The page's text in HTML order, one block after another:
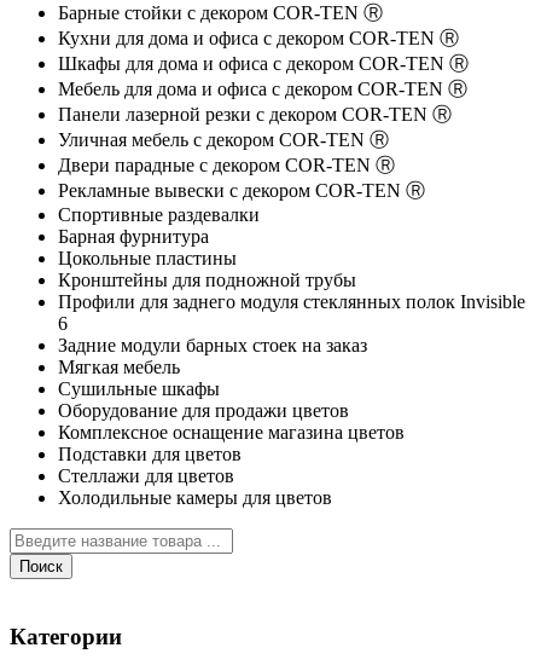
Барные стойки с декором COR-TEN Ⓡ
Кухни для дома и офиса с декором COR-TEN Ⓡ
Шкафы для дома и офиса с декором COR-TEN Ⓡ
Мебель для дома и офиса с декором COR-TEN Ⓡ
Панели лазерной резки с декором COR-TEN Ⓡ
Уличная мебель с декором COR-TEN Ⓡ
Двери парадные с декором COR-TEN Ⓡ
Рекламные вывески с декором COR-TEN Ⓡ
Спортивные раздевалки
Барная фурнитура
Цокольные пластины
Кронштейны для подножной трубы
Профили для заднего модуля стеклянных полок Invisible
6
Задние модули барных стоек на заказ
Мягкая мебель
Сушильные шкафы
Оборудование для продажи цветов
Комплексное оснащение магазина цветов
Подставки для цветов
Стеллажи для цветов
Холодильные камеры для цветов
Поиск
Категории